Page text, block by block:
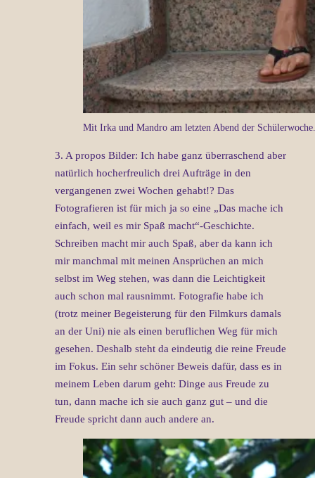
Mit Irka und Mandro am letzten Abend der
3. A propos Bilder: Ich habe ganz überraschend aber
natürlich hocherfreulich drei Aufträge in den
vergangenen zwei Wochen gehabt!? Das
Fotografieren ist für mich ja so eine „Das mache ich
einfach, weil es mir Spaß macht“-Geschichte.
Schreiben macht mir auch Spaß, aber da kann ich
mir manchmal mit meinen Ansprüchen an mich
selbst im Weg stehen, was dann die Leichtigkeit
auch schon mal rausnimmt. Fotografie habe ich
(trotz meiner Begeisterung für den Filmkurs damals
an der Uni) nie als einen beruflichen Weg für mich
gesehen. Deshalb steht da eindeutig die reine Freude
im Fokus. Ein sehr schöner Beweis dafür, dass es in
meinem Leben darum geht: Dinge aus Freude zu
tun, dann mache ich sie auch ganz gut – und die
Freude spricht dann auch andere an.